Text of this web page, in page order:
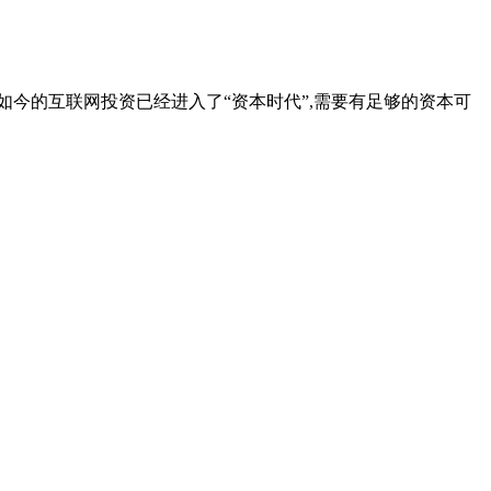
的互联网投资已经进入了“资本时代”,需要有足够的资本可